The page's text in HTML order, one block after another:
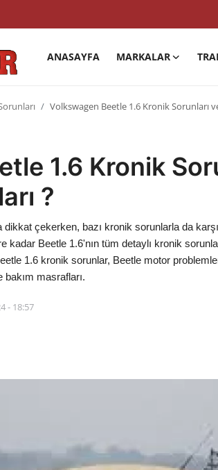
ANASAYFA MARKALAR
Volkswagen Beetle 1.6 Kronik Sorunları
1.6 Kronik
?
çekerken, bazı kronik sorunlarla da
Beetle 1.6'nın tüm detaylı kronik
1.6 kronik sorunlar, Beetle motor
bakım masrafları.
- 18:57